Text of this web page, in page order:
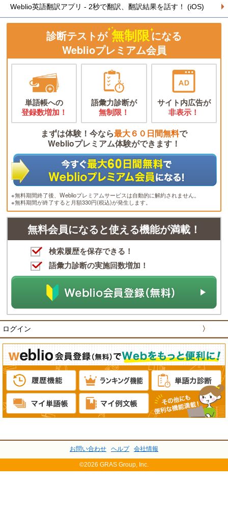
Weblio英語翻訳アプリ - 2秒で翻訳、翻訳結果を話す！ (iOS)
診断テストが 無制限になる
Weblioプレミアム会員
単語帳への
登録数増加！
語彙力診断が
無制限！
サイト内広告が
非表示！
まずは体験！今なら最大６０日間無料で
Weblioプレミアム体験ができます！
※無料期間終了後、Weblioプレミアムサービスは自動的に解約されません。
※無料期間が終了すると月額330円(税込)が発生します。
無料会員になると使える機能が満載！
検索履歴を保存できる！
語彙力診断の実施回数増加！
ログイン 〉
お問い合わせ ヘルプ 会社情報
©2026 GRAS Group, Inc.